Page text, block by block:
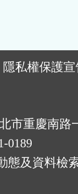
隱私權保護
市重慶南路
0189
態及資料檢